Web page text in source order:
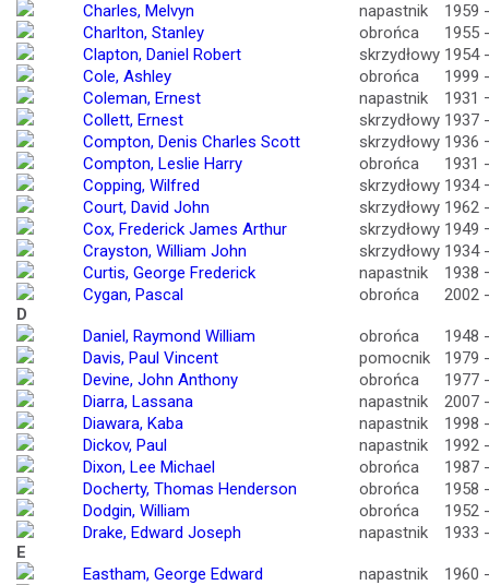
Charles, Melvyn
napastnik
1959
Charlton, Stanley
obrońca
1955
Clapton, Daniel Robert
skrzydłowy 1954
Cole, Ashley
obrońca
1999
Coleman, Ernest
napastnik
1931
Collett, Ernest
skrzydłowy 1937
Compton, Denis Charles Scott
skrzydłowy 1936
Compton, Leslie Harry
obrońca
1931
Copping, Wilfred
skrzydłowy 1934
Court, David John
skrzydłowy 1962
Cox, Frederick James Arthur
skrzydłowy 1949
Crayston, William John
skrzydłowy 1934
Curtis, George Frederick
napastnik
1938
Cygan, Pascal
obrońca
2002
D
Daniel, Raymond William
obrońca
1948
Davis, Paul Vincent
pomocnik
1979
Devine, John Anthony
obrońca
1977
Diarra, Lassana
napastnik
2007
Diawara, Kaba
napastnik
1998
Dickov, Paul
napastnik
1992
Dixon, Lee Michael
obrońca
1987
Docherty, Thomas Henderson
obrońca
1958
Dodgin, William
obrońca
1952
Drake, Edward Joseph
napastnik
1933
E
Eastham, George Edward
napastnik
1960